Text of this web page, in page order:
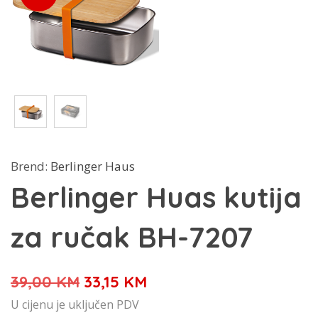
Brend: Berlinger Haus
Berlinger Huas kutija
za ručak BH-7207
39,00KM Izvorna
cijena
33,15 KM
U cijenu je uključen PDV